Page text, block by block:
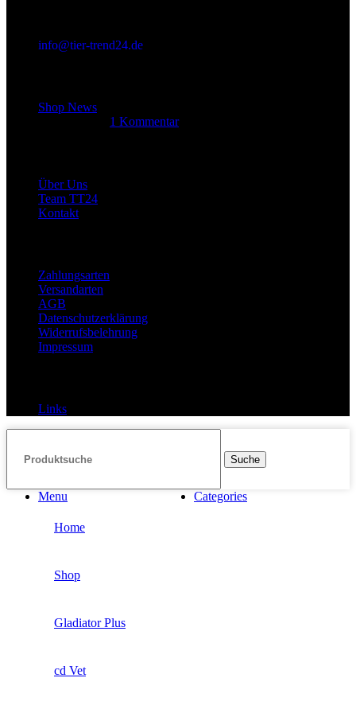
info@tier-trend24.de
Shop News
1 Kommentar
Über Uns
Team TT24
Kontakt
Zahlungsarten
Versandarten
AGB
Datenschutzerklärung
Widerrufsbelehrung
Impressum
Links
Suche
Menu Categories
Home
Shop
Gladiator Plus
cd Vet